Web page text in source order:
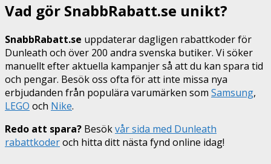
Vad gör SnabbRabatt.se unikt?
SnabbRabatt.se uppdaterar dagligen rabattkoder för
Dunleath och över 200 andra svenska butiker. Vi söker
manuellt efter aktuella kampanjer så att du kan spara tid
och pengar. Besök oss ofta för att inte missa nya
erbjudanden från populära varumärken som Samsung,
LEGO och Nike.
Redo att spara? Besökvår sida med Dunleath
rabattkoderoch hitta ditt nästa fynd online idag!